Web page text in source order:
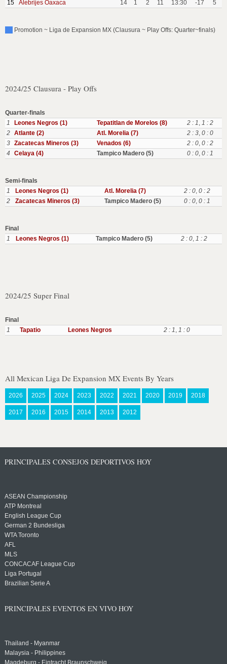
15 Alebrijes Oaxaca 14 1 2 11 13:30 -17 5
Promotion ~ Liga de Expansion MX (Clausura ~ Play Offs: Quarter~finals)
2024/25 Clausura - Play Offs
Quarter-finals
1
Leones Negros (1) Tepatitlan de Morelos (8) 2 : 1, 1 : 2
2 Atlante (2) Atl. Morelia (7) 2 : 3, 0 : 0
3 Zacatecas Mineros (3) Venados (6) 2 : 0, 0 : 2
4
Celaya (4) Tampico Madero (5) 0 : 0, 0 : 1
Semi-finals
1
Leones Negros (1) Atl. Morelia (7) 2 : 0, 0 : 2
2
Zacatecas Mineros (3) Tampico Madero (5) 0 : 0, 0 : 1
Final
1
Leones Negros (1) Tampico Madero (5) 2 : 0, 1 : 2
2024/25 Super Final
Final
1
Tapatio Leones Negros 2 : 1, 1 : 0
All Mexican Liga De Expansion MX Events By Years
2026 2025 2024 2023 2022 2021 2020 2019 2018
2017 2016 2015 2014 2013 2012
PRINCIPALES CONSEJOS DEPORTIVOS HOY
ASEAN Championship
ATP Montreal
English League Cup
German 2 Bundesliga
WTA Toronto
AFL
MLS
CONCACAF League Cup
Liga Portugal
Brazilian Serie A
PRINCIPALES EVENTOS EN VIVO HOY
Thailand - Myanmar
Malaysia - Philippines
Magdeburg - Eintracht Braunschweig